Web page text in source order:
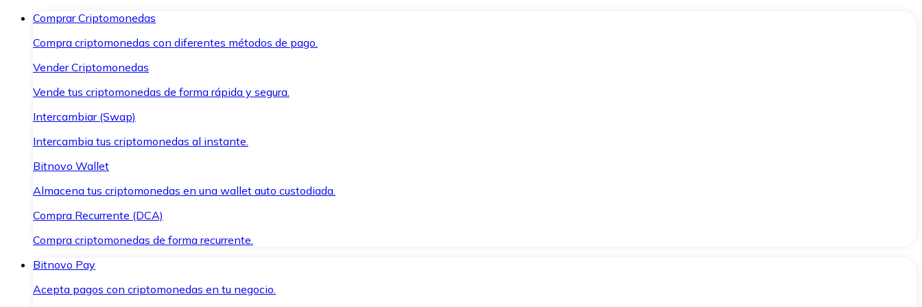
Comprar Criptomonedas
Compra criptomonedas con diferentes métodos de pago.
Vender Criptomonedas
Vende tus criptomonedas de forma rápida y segura.
Intercambiar (Swap)
Intercambia tus criptomonedas al instante.
Bitnovo Wallet
Almacena tus criptomonedas en una wallet auto custodiada.
Compra Recurrente (DCA)
Compra criptomonedas de forma recurrente.
Bitnovo Pay
Acepta pagos con criptomonedas en tu negocio.